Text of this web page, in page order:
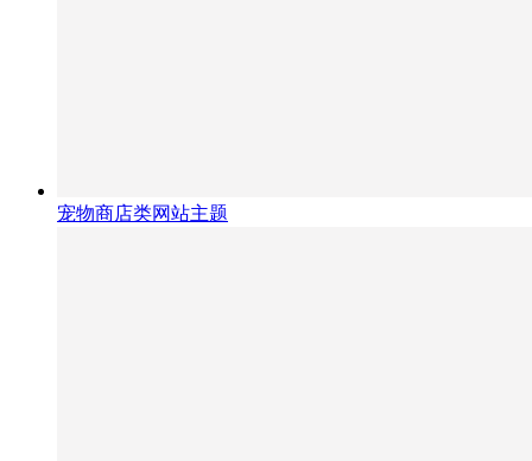
宠物商店类网站主题